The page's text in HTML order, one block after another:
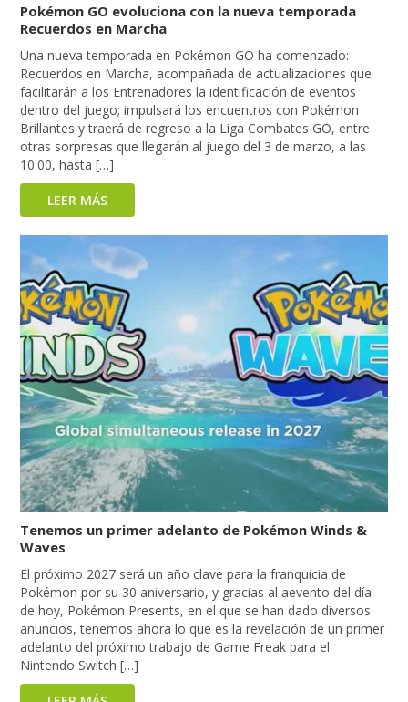
Pokémon GO evoluciona con la nueva temporada
Recuerdos en Marcha
Una nueva temporada en Pokémon GO ha comenzado:
Recuerdos en Marcha, acompañada de actualizaciones que
facilitarán a los Entrenadores la identificación de eventos
dentro del juego; impulsará los encuentros con Pokémon
Brillantes y traerá de regreso a la Liga Combates GO, entre
otras sorpresas que llegarán al juego del 3 de marzo, a las
10:00, hasta […]
LEER MÁS
Tenemos un primer adelanto de Pokémon Winds &
Waves
El próximo 2027 será un año clave para la franquicia de
Pokémon por su 30 aniversario, y gracias al aevento del día
de hoy, Pokémon Presents, en el que se han dado diversos
anuncios, tenemos ahora lo que es la revelación de un primer
adelanto del próximo trabajo de Game Freak para el
Nintendo Switch […]